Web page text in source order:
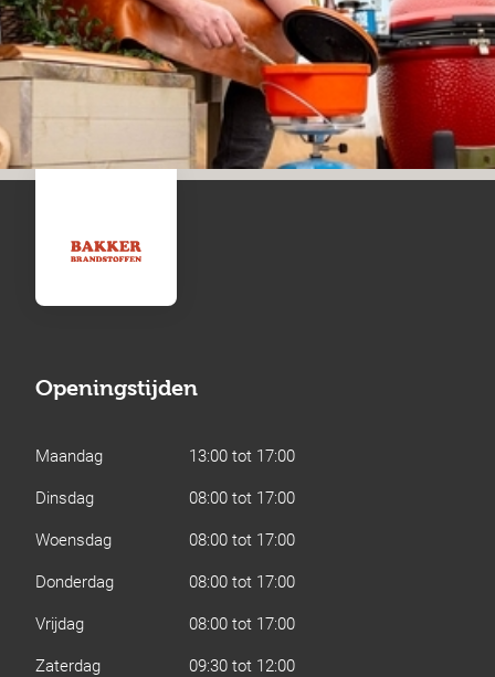
Openingstijden
Maandag
13:00 tot 17:00
Dinsdag
08:00 tot 17:00
Woensdag
08:00 tot 17:00
Donderdag
08:00 tot 17:00
Vrijdag
08:00 tot 17:00
Zaterdag
09:30 tot 12:00